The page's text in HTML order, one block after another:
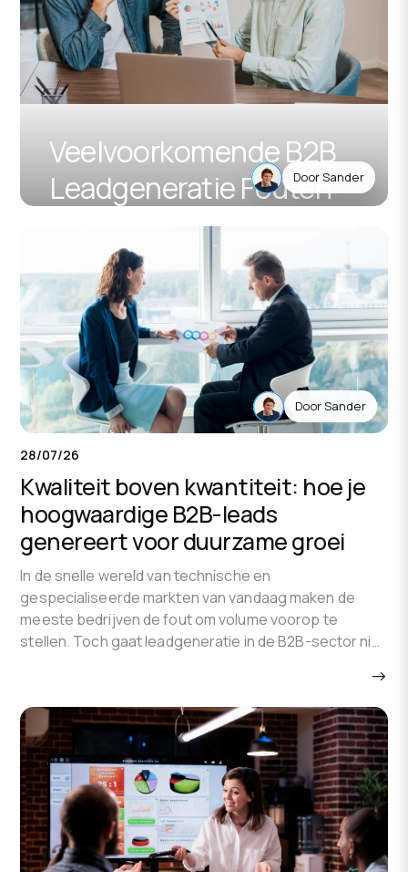
Veelvoorkomende B2B
Leadgeneratie Fouten
die Bedrijven Maken
Door Sander
Door Sander
28/07/26
Kwaliteit boven kwantiteit: hoe je
hoogwaardige B2B-leads
genereert voor duurzame groei
In de snelle wereld van technische en
gespecialiseerde markten van vandaag maken de
meeste bedrijven de fout om volume voorop te
stellen. Toch gaat leadgeneratie in de B2B-sector niet
leadgeneratie als de grootste uitdaging waarmee zij
te maken hebben, omdat ze geen kwalitatieve leads
kunnen vinden.
→